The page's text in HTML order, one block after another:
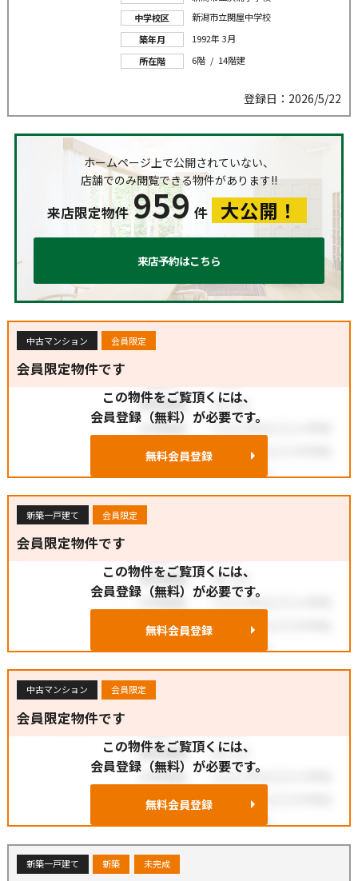
中学校区
新潟市立関屋中学校
築年月
1992年 3月
所在階
6階 / 14階建
登録日：2026/5/22
ホームページ上で公開されていない、
店舗でのみ閲覧できる物件があります!!
来店限定物件 959 件 大公開！
来店予約はこちら
中古マンション 会員限定
会員限定物件です
この物件をご覧頂くには、
会員登録（無料）が必要です。
無料会員登録
新築一戸建て 会員限定
会員限定物件です
この物件をご覧頂くには、
会員登録（無料）が必要です。
無料会員登録
中古マンション 会員限定
会員限定物件です
この物件をご覧頂くには、
会員登録（無料）が必要です。
無料会員登録
新築一戸建て 新築 未完成